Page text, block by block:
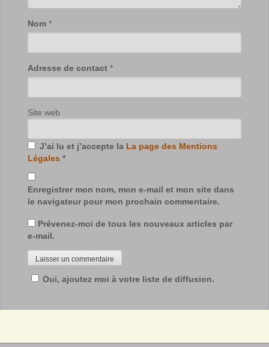
Nom *
Adresse de contact *
Site web
J’ai lu et j’accepte la La page des Mentions
Légales *
Enregistrer mon nom, mon e-mail et mon site dans
le navigateur pour mon prochain commentaire.
Prévenez-moi de tous les nouveaux articles par
e-mail.
Oui, ajoutez moi à votre liste de diffusion.